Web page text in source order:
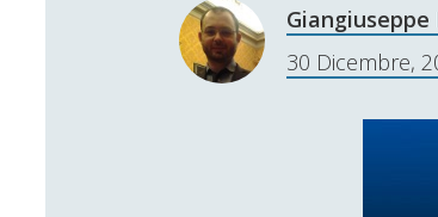
Giangiuseppe
30 Dicembre,